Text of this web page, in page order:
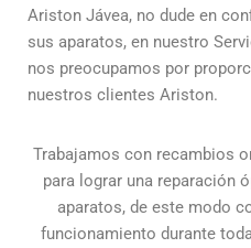
Ariston Jávea, no dude en
sus aparatos, en nuestro
nos preocupamos por
nuestros clientes Ariston.
Trabajamos con recambios
para lograr una reparación
aparatos, de este modo
funcionamiento durante